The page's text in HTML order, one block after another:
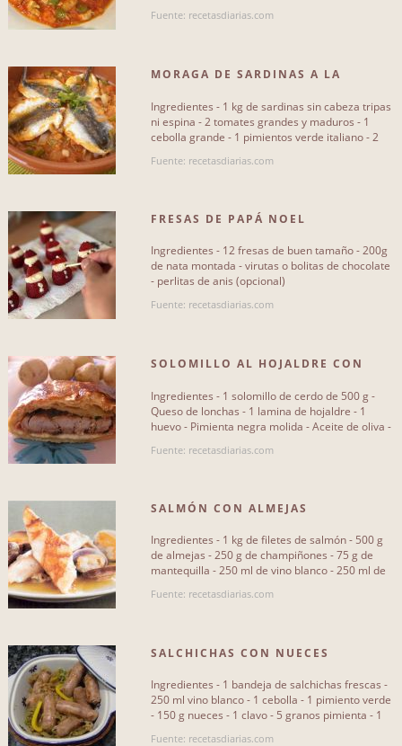
Fuente: recetasdiarias.com
MORAGA DE SARDINAS A LA
Ingredientes - 1 kg de sardinas sin cabeza tripas
ni espina - 2 tomates grandes y maduros - 1
cebolla grande - 1 pimientos verde italiano - 2
Fuente: recetasdiarias.com
FRESAS DE PAPÁ NOEL
Ingredientes - 12 fresas de buen tamaño - 200g
de nata montada - virutas o bolitas de chocolate
- perlitas de anis (opcional)
Fuente: recetasdiarias.com
SOLOMILLO AL HOJALDRE CON
Ingredientes - 1 solomillo de cerdo de 500 g -
Queso de lonchas - 1 lamina de hojaldre - 1
huevo - Pimienta negra molida - Aceite de oliva -
Fuente: recetasdiarias.com
SALMÓN CON ALMEJAS
Ingredientes - 1 kg de filetes de salmón - 500 g
de almejas - 250 g de champiñones - 75 g de
mantequilla - 250 ml de vino blanco - 250 ml de
Fuente: recetasdiarias.com
SALCHICHAS CON NUECES
Ingredientes - 1 bandeja de salchichas frescas -
250 ml vino blanco - 1 cebolla - 1 pimiento verde
- 150 g nueces - 1 clavo - 5 granos pimienta - 1
Fuente: recetasdiarias.com